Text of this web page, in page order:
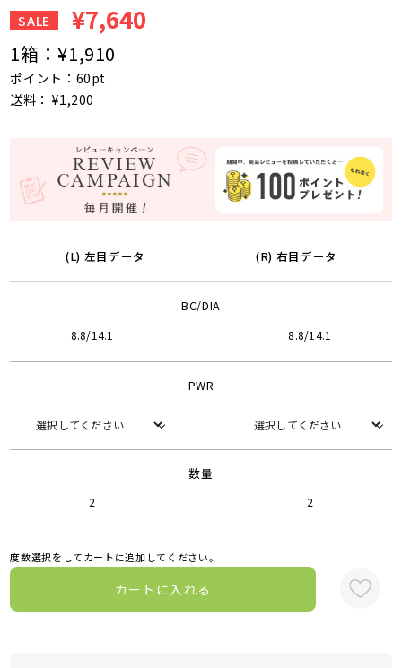
SALE
¥7,640
1箱：¥1,910
ポイント：60pt
送料： ¥1,200
(L) 左目データ (R) 右目データ
BC/DIA
8.8/14.1 8.8/14.1
PWR
数量
2 2
度数選択をしてカートに追加してください。
カートに入れる